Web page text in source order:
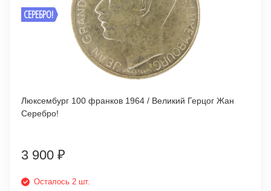
СЕРЕБРО!
Люксембург 100 франков 1964 / Великий Герцог Жан
Серебро!
3 900 ₽
Осталось 2 шт.